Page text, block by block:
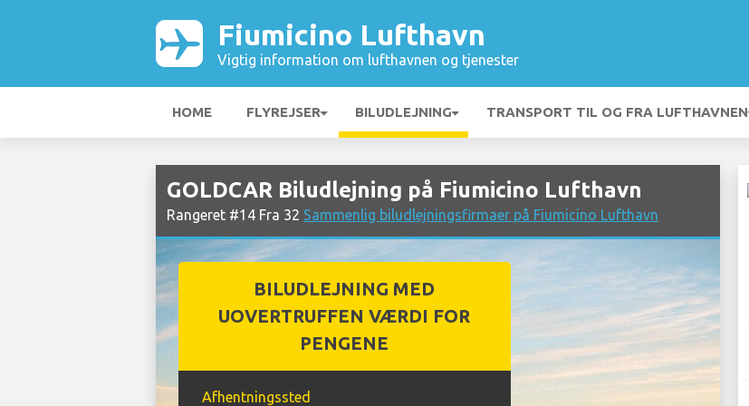
Fiumicino Lufthavn
Vigtig information om lufthavnen og tjenester
HOME FLYREJSER BILUDLEJNING TRANSPORT TIL OG FRA LUFTHAVNEN
GOLDCAR Biludlejning på Fiumicino Lufthavn
Rangeret #14 Fra 32 Sammenlig biludlejningsfirmaer på Fiumicino Lufthavn
BILUDLEJNING MED
UOVERTRUFFEN VÆRDI FOR
PENGENE
Afhentningssted